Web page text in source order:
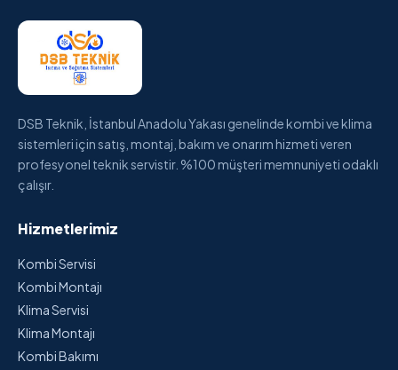
DSB Teknik, İstanbul Anadolu Yakası genelinde kombi ve klima
sistemleri için satış, montaj, bakım ve onarım hizmeti veren
profesyonel teknik servistir. %100 müşteri memnuniyeti odaklı
çalışır.
Hizmetlerimiz
Kombi Servisi
Kombi Montajı
Klima Servisi
Klima Montajı
Kombi Bakımı